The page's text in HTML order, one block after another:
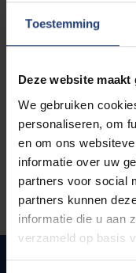
Toestemming
Deze website
We gebruiken
personaliseren, om
en om ons
informatie over uw
partners voor social
partners kunnen
informatie die u aan
verzameld op basis